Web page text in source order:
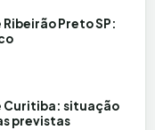
Preto SP:
Curitiba: situação
previstas